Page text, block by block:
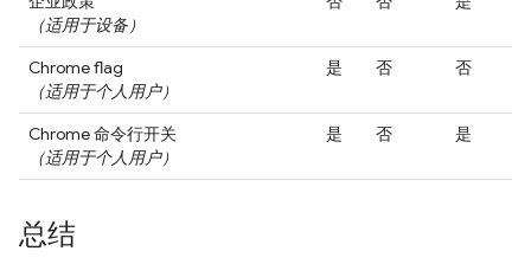
（适用于设备）
Chrome flag
（适用于个人用户）
是 否 否
Chrome 命令行开关
（适用于个人用户）
是 否 是
总结